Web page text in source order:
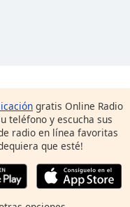
gratis Online Radio
teléfono y escucha sus
radio en línea favoritas
que esté!